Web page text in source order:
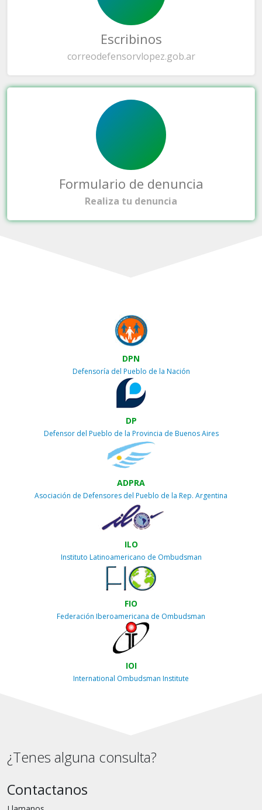
Escribinos
correodefensorvlopez.gob.ar
Formulario de denuncia
Realiza tu denuncia
DPN
Defensoría del Pueblo de la Nación
DP
Defensor del Pueblo de la Provincia de Buenos Aires
ADPRA
Asociación de Defensores del Pueblo de la Rep. Argentina
ILO
Instituto Latinoamericano de Ombudsman
FIO
Federación Iberoamericana de Ombudsman
IOI
International Ombudsman Institute
¿Tenes alguna consulta?
Contactanos